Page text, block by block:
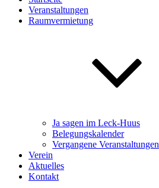
Veranstaltungen
Raumvermietung
Ja sagen im Leck-Huus
Belegungskalender
Vergangene Veranstaltungen
Verein
Aktuelles
Kontakt